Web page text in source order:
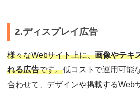
2.ディスプレイ広告
様々なWebサイト上に、画像やテキ
れる広告です。低コストで運用可能
合わせて、デザインや掲載するWeb